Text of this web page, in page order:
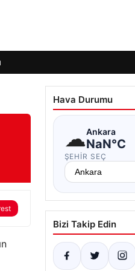
Hava Durumu
☁Ankara
NaN°C
ŞEHIR SEÇ
Bizi Takip Edin